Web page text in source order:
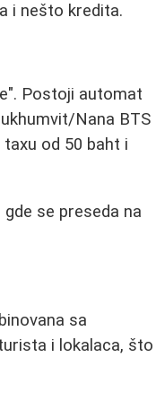
i nešto kredita.
Postoji automat
Nana BTS
od 50 baht i
se preseda na
sa
i lokalaca, što